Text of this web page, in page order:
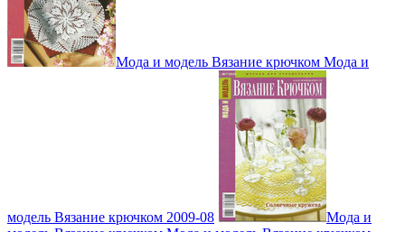
Мода и модель Вязание крючком Мода и
модель Вязание крючком 2009-08
Мода и